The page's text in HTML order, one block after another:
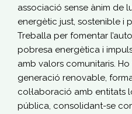
associació sense ànim de
energètic just, sostenible i
Treballa per fomentar
pobresa energètica i
amb valors comunitaris.
generació renovable,
col·laboració amb entitats
pública, consolidant-se